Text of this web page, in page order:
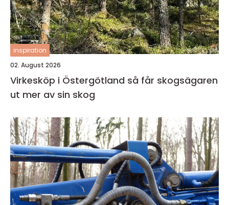
inspiration
02. August 2026
Virkesköp i Östergötland så får skogsägaren
ut mer av sin skog